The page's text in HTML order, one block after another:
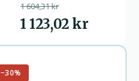
1 604,31 kr
1 123,02 kr
−30%